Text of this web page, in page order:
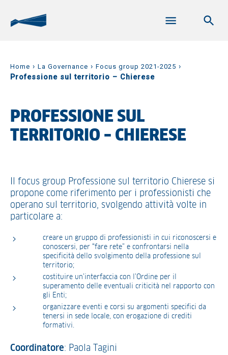
Home › La Governance › Focus group 2021-2025 ›
Professione sul territorio – Chierese
PROFESSIONE SUL
TERRITORIO – CHIERESE
Il focus group Professione sul territorio Chierese si
propone come riferimento per i professionisti che
operano sul territorio, svolgendo attività volte in
particolare a:
creare un gruppo di professionisti in cui riconoscersi e
conoscersi, per “fare rete” e confrontarsi nella
specificità dello svolgimento della professione sul
territorio;
costituire un’interfaccia con l’Ordine per il
superamento delle eventuali criticità nel rapporto con
gli Enti;
organizzare eventi e corsi su argomenti specifici da
tenersi in sede locale, con erogazione di crediti
formativi.
Coordinatore: Paola Tagini